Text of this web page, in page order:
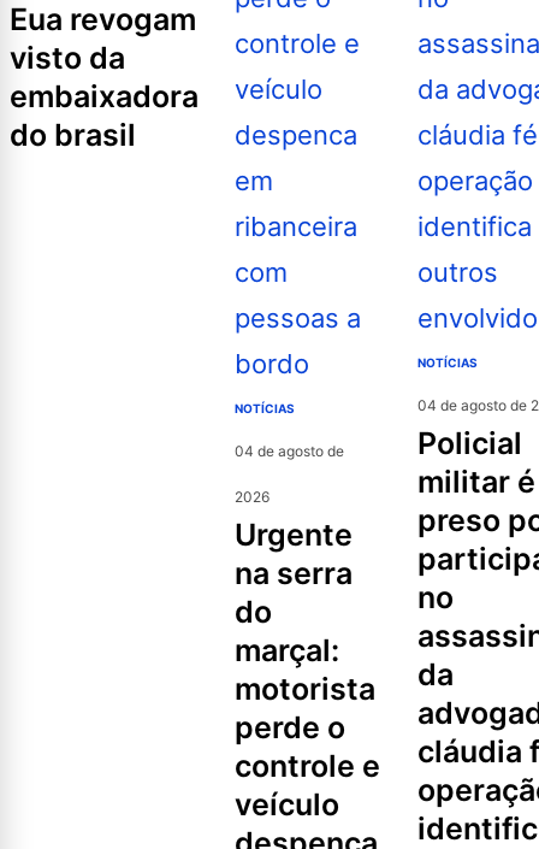
eua revogam
visto da
embaixadora
do brasil
NOTÍCIAS
04 de agosto de
2026
urgente
na serra
do
marçal:
motorista
perde o
controle e
veículo
NOTÍCIAS
04 de agosto de
policial
militar é
preso
no
da
cláudia